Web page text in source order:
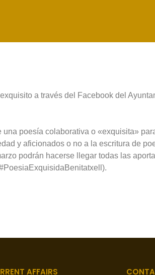
a través del Facebook del
poesía colaborativa o «exquisita»
y aficionados o no a la escritura de
podrán hacerse llegar todas las
AFFAIRS